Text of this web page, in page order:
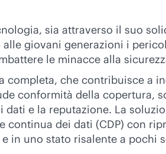
sia attraverso il suo
giovani generazioni i
le minacce alla
completa, che contribuisce a
conformità della copertura,
e la reputazione. La
continua dei dati (CDP) con
in uno stato risalente a pochi